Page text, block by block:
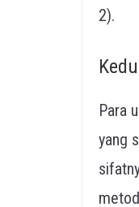
2).
Para
yang